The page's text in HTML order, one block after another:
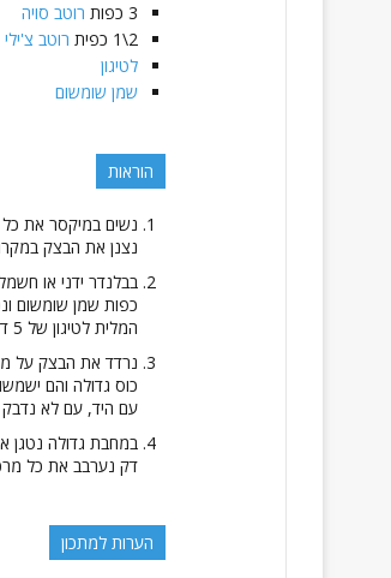
3 כפות רוטב סויה
2\1
כפית רוטב
לטיגון
שמן שומשום
הוראות
נשים במיקסר את
נצנן את הבצק
המלית לטיגון של 5 דק, נטבל בקצת מלח ופלפל.
נרדד את הבצק על
כוס גדולה והם
עם היד, עם לא נדבק
דק נערבב את כל
הערות למתכון